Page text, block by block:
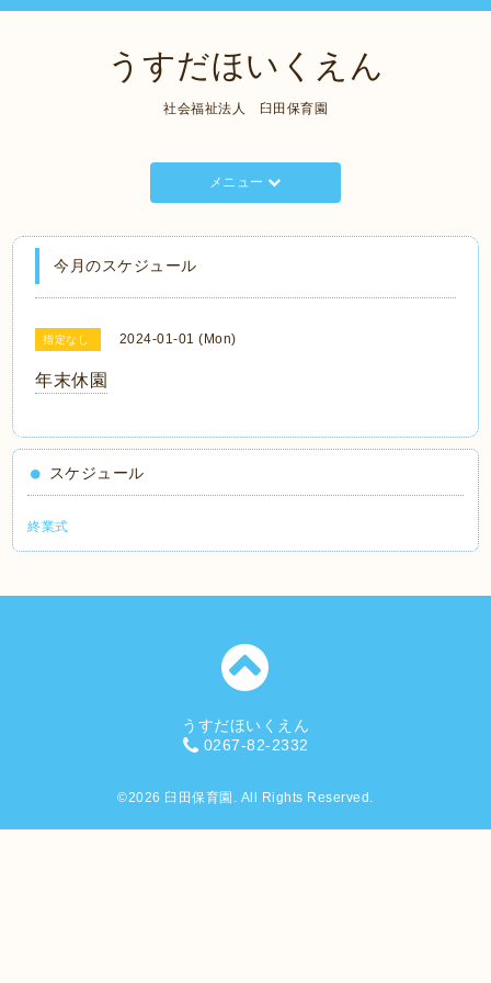
うすだほいくえん
社会福祉法人 臼田保育園
メニュー
今月のスケジュール
指定なし 2024-01-01 (Mon)
年末休園
スケジュール
終業式
うすだほいくえん
0267-82-2332
©2026 臼田保育園 . All Rights Reserved.